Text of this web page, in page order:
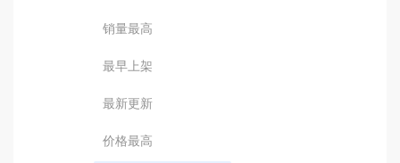
销量最高
最早上架
最新更新
价格最高